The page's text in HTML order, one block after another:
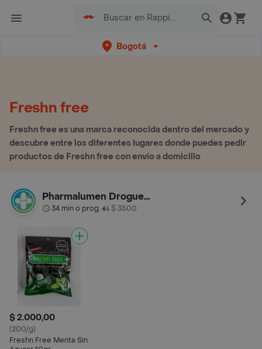
Bogotá
Freshn free
Freshn free es una marca reconocida dentro del mercado y
descubre entre los diferentes lugares donde puedes pedir
productos de Freshn free con envío a domicilio
Pharmalumen Drogueria Castellana
34 min o prog.• $ 3500
$ 2.000,00
(200/g)
Freshn Free Menta Sin